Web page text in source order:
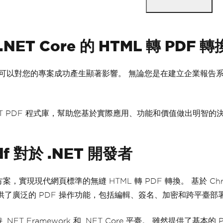
Core 的 HTML 轉 PDF 轉
對您的專案成功產生顯著影響。 無論您是在建立企業報告
程式庫，幫助您基於實際應用、功能和價值做出明智的
對於 .NET 開發者
，實現現代網頁標準的無縫 HTML 轉 PDF 轉換。 基於
廣泛的 PDF 操作功能，包括編輯、簽名、加密和跨平臺部
Framework 和 .NET Core 平臺。 雖然提供了基本